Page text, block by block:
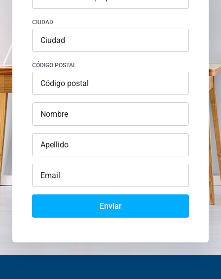
CIUDAD
CÓDIGO POSTAL
Enviar